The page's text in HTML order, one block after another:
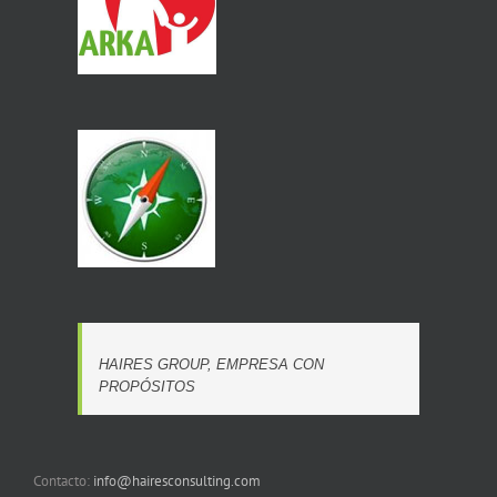
HAIRES GROUP, EMPRESA CON
PROPÓSITOS
Contacto: info@hairesconsulting.com